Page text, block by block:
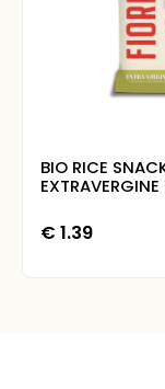
BIO RICE
€ 1.39